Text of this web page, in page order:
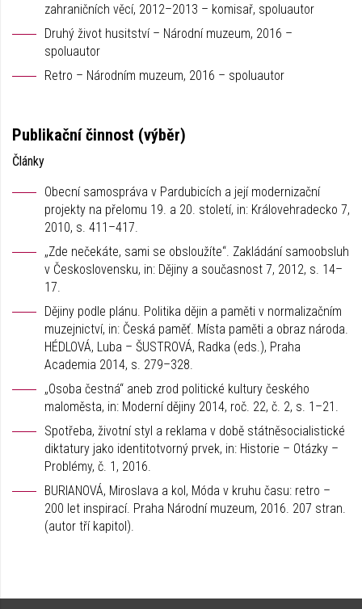
zahraničních věcí, 2012–2013 – komisař, spoluautor
Druhý život husitství – Národní muzeum, 2016 –
spoluautor
Retro – Národním muzeum, 2016 – spoluautor
Publikační činnost (výběr)
Články
Obecní samospráva v Pardubicích a její modernizační
projekty na přelomu 19. a 20. století, in: Královehradecko 7,
2010, s. 411–417.
„Zde nečekáte, sami se obsloužíte“. Zakládání samoobsluh
v Československu, in: Dějiny a současnost 7, 2012, s. 14–
17.
Dějiny podle plánu. Politika dějin a paměti v normalizačním
muzejnictví, in: Česká paměť. Místa paměti a obraz národa.
HÉDLOVÁ, Luba – ŠUSTROVÁ, Radka (eds.), Praha
Academia 2014, s. 279–328.
„Osoba čestná“ aneb zrod politické kultury českého
maloměsta, in: Moderní dějiny 2014, roč. 22, č. 2, s. 1–21.
Spotřeba, životní styl a reklama v době státněsocialistické
diktatury jako identitotvorný prvek, in: Historie – Otázky –
Problémy, č. 1, 2016.
BURIANOVÁ, Miroslava a kol, Móda v kruhu času: retro –
200 let inspirací. Praha Národní muzeum, 2016. 207 stran.
(autor tří kapitol).